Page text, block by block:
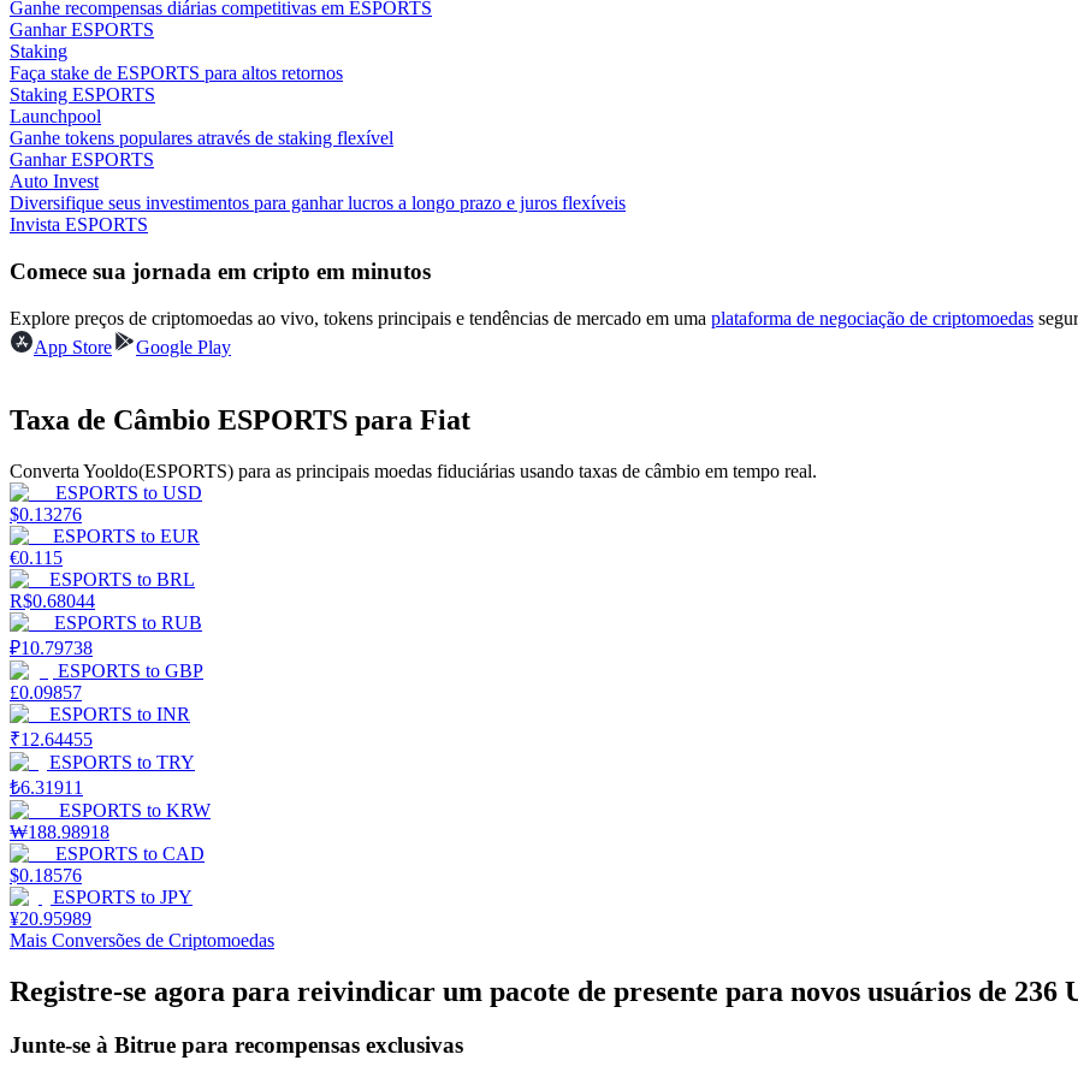
Estacamento
Altos retornos e acesso instantâneo
Launchpool
Bloqueios de BTR
Investimentos exclusivos para titulares de BTR
Empréstimos
Serviço de empréstimo apoiado por criptografia
Ganhe recompensas diárias competitivas em ESPORTS
Ganhar ESPORTS
Staking
Faça stake de ESPORTS para altos retornos
Staking ESPORTS
Launchpool
Ganhe tokens populares através de staking flexível
Ganhar ESPORTS
Auto Invest
Diversifique seus investimentos para ganhar lucros a longo prazo e juros flexíveis
Invista ESPORTS
Comece sua jornada em cripto em minutos
Explore preços de criptomoedas ao vivo, tokens principais e tendências de mercado em uma plataforma de negociação de criptomoedas
App Store
Google Play
Taxa de Câmbio ESPORTS para Fiat
Converta Yooldo(ESPORTS) para as principais moedas fiduciárias usando taxas de câmbio em tempo real.
ESPORTS to USD
$0.13276
ESPORTS to EUR
€0.115
ESPORTS to BRL
R$0.68044
ESPORTS to RUB
₽10.79738
ESPORTS to GBP
£0.09857
ESPORTS to INR
₹12.64455
ESPORTS to TRY
₺6.31911
ESPORTS to KRW
₩188.98918
ESPORTS to CAD
$0.18576
ESPORTS to JPY
¥20.95989
Mais Conversões de Criptomoedas
Registre-se agora para reivindicar um pacote de presente para novos usuários de 236
Junte-se à Bitrue para recompensas exclusivas